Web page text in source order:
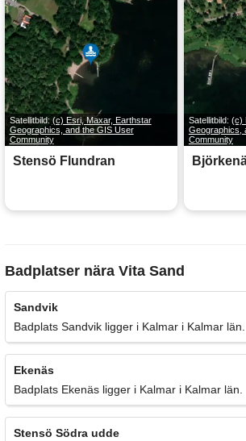
Satellitbild: (c) Esri, Maxar, Earthstar
Geographics, and the GIS User
Community
Stensö Flundran
Satellitbild: (c)
Geographics,
Community
Badplatser nära Vita Sand
Sandvik
Badplats Sandvik ligger i Kalmar i Kalmar län.
Ekenäs
Badplats Ekenäs ligger i Kalmar i Kalmar län.
Stensö Södra udde